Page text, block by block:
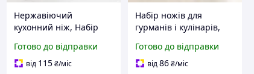
Нержавіючий
кухонний ніж, Набір
завдань, Набір литих
кухонних ножів AH-30
Готово до відправки
від 115 ₴/міс
Набір ножів для
гурманів і кулінарів,
кулінарних завдань
литих кухонних LA-11
Готово до відправки
від86₴/міс